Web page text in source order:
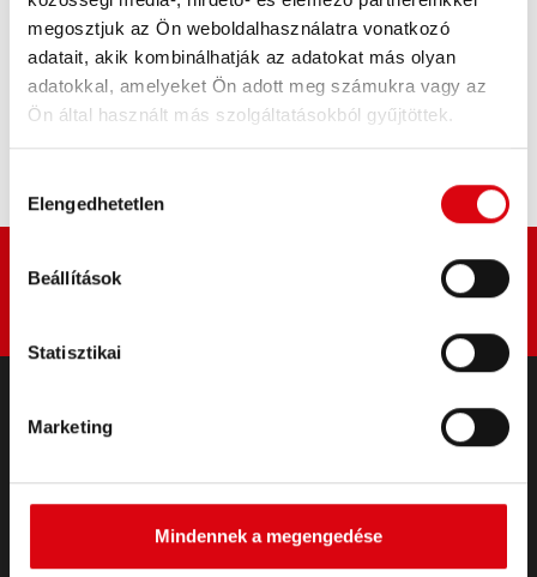
megosztjuk az Ön weboldalhasználatra vonatkozó
adatait, akik kombinálhatják az adatokat más olyan
adatokkal, amelyeket Ön adott meg számukra vagy az
Ön által használt más szolgáltatásokból gyűjtöttek.
kiválasztása
Elengedhetetlen
Beállítások
Statisztikai
Marketing
Mindennek a megengedése
Az akkumulátor megvásárlása:
TERMÉKEK
Tartozékok személygépkocsikhoz és
haszongépjárművekhez
Trakciós és helyhez kötött